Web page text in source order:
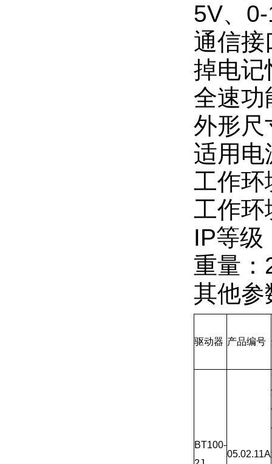
5V、
通信接
掉电记
全速功
外形尺
适用电
工作
工作环
IP等级
重量：
其他参
驱动器 产品编号
BT100-
05.02.11A